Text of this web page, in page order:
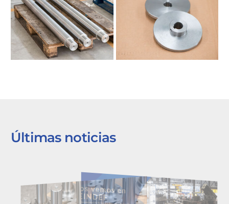
Últimas noticias